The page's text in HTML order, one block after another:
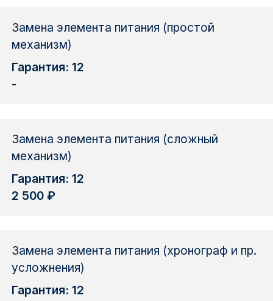
Замена элемента питания (простой
механизм)
Гарантия: 12
-
Замена элемента питания (сложный
механизм)
Гарантия: 12
2 500 ₽
Замена элемента питания (хронограф и пр.
усложнения)
Гарантия: 12